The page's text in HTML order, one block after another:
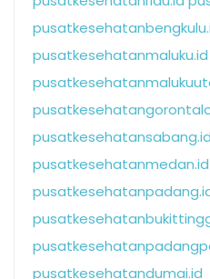
pusatkesehatanmaluku.id
pusatkesehatansabang.id
pusatkesehatanmedan.id
pusatkesehatandumai.id